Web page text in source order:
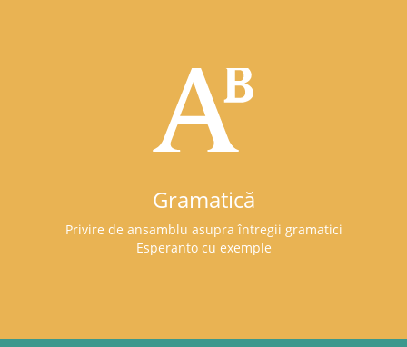
Gramatică
Privire de ansamblu asupra întregii gramatici
Esperanto cu exemple